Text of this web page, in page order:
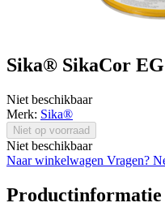
Sika® SikaCor
Niet beschikbaar
Merk: Sika®
Niet op voorraad
Niet beschikbaar
Naar winkelwagen Vragen?
Productinformatie